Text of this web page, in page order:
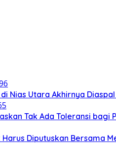
Nias Utara Akhirnya
Tak Ada Toleransi bagi
Diputuskan Bersama